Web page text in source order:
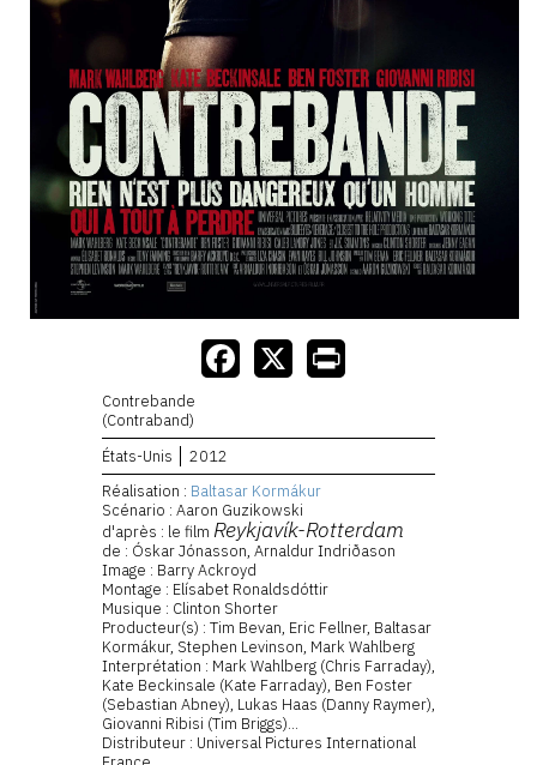
Contrebande
(Contraband)
États-Unis
2012
Réalisation : Baltasar Kormákur
Scénario : Aaron Guzikowski
d'après : le film Reykjavík-Rotterdam
de : Óskar Jónasson, Arnaldur Indriðason
Image : Barry Ackroyd
Montage : Elísabet Ronaldsdóttir
Musique : Clinton Shorter
Producteur(s) : Tim Bevan, Eric Fellner, Baltasar
Kormákur, Stephen Levinson, Mark Wahlberg
Interprétation : Mark Wahlberg (Chris Farraday),
Kate Beckinsale (Kate Farraday), Ben Foster
(Sebastian Abney), Lukas Haas (Danny Raymer),
Giovanni Ribisi (Tim Briggs)...
Distributeur : Universal Pictures International